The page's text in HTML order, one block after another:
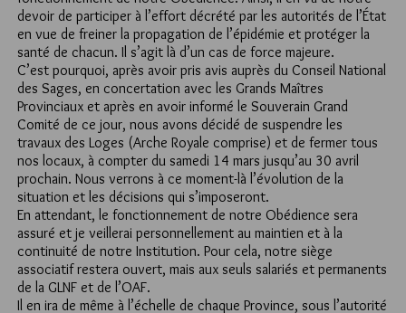
devoir de participer à l’effort décrété par les autorités de l’État
en vue de freiner la propagation de l’épidémie et protéger la
santé de chacun. Il s’agit là d’un cas de force majeure.
C’est pourquoi, après avoir pris avis auprès du Conseil National
des Sages, en concertation avec les Grands Maîtres
Provinciaux et après en avoir informé le Souverain Grand
Comité de ce jour, nous avons décidé de suspendre les
travaux des Loges (Arche Royale comprise) et de fermer tous
nos locaux, à compter du samedi 14 mars jusqu’au 30 avril
prochain. Nous verrons à ce moment-là l’évolution de la
situation et les décisions qui s’imposeront.
En attendant, le fonctionnement de notre Obédience sera
assuré et je veillerai personnellement au maintien et à la
continuité de notre Institution. Pour cela, notre siège
associatif restera ouvert, mais aux seuls salariés et permanents
de la GLNF et de l’OAF.
Il en ira de même à l’échelle de chaque Province, sous l’autorité